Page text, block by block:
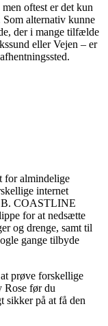
oftest er det kun
alternativ kunne
der i mange tilfælde
eller Vejen – er
for almindelige
internet
B. COASTLINE
for at nedsætte
og drenge, samt til
gange tilbyde
prøve forskellige
Rose før du
sikker på at få den